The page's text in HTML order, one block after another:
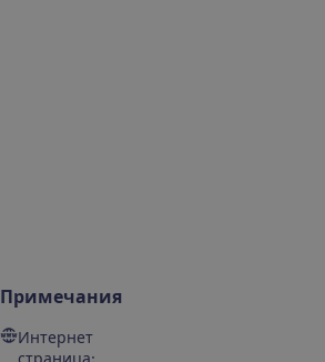
Примечания
Интернет